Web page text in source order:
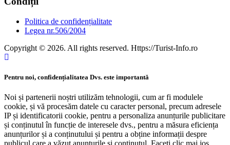
Politica de confidențialitate
Legea nr.506/2004
Copyright © 2026. All rights reserved. Https://Turist-Info.ro
Pentru noi, confidențialitatea Dvs. este importantă
Noi și partenerii noștri utilizăm tehnologii, cum ar fi modulele
cookie, și vă procesăm datele cu caracter personal, precum adresele
IP și identificatorii cookie, pentru a personaliza anunțurile publicitare
și conținutul în funcție de interesele dvs., pentru a măsura eficiența
anunțurilor și a conținutului și pentru a obține informații despre